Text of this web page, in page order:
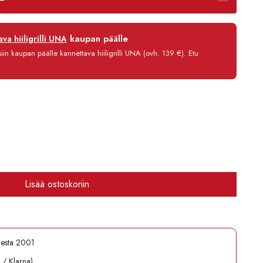
hiiligrilli UNAkaupan päälle
kaupan päälle kannettava hiiligrilli UNA (ovh. 139 €). Etu
Lisää ostoskoriin
2001